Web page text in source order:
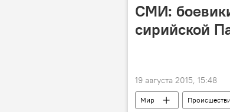
СМИ:
сирийской
19 августа 2015, 15:48
Мир